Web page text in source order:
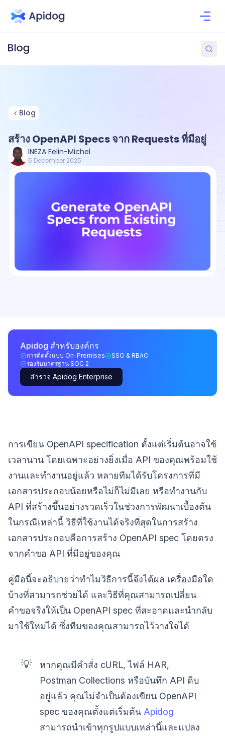
Blog
สร้าง OpenAPI Specs จาก Requests ที่มีอยู่
INEZA Felin-Michel
5 December 2025
Apidog สำหรับองค์กร
การติดตั้งแบบ On-Premises
SSO & RBAC
รองรับมาตรฐาน SOC 2
สำรวจ Apidog Enterprise
การเขียน OpenAPI specification ตั้งแต่เริ่มต้นอาจใช้
เวลานาน โดยเฉพาะอย่างยิ่งเมื่อ API ของคุณพร้อมใช้
งานและทำงานอยู่แล้ว หลายทีมได้รับโครงการที่มี
เอกสารประกอบน้อยหรือไม่ก็ไม่มีเลย หรือทำงานกับ
API ที่สร้างขึ้นอย่างรวดเร็วในช่วงการพัฒนาเบื้องต้น
ในกรณีเหล่านี้ วิธีที่ใช้งานได้จริงที่สุดในการสร้าง
เอกสารประกอบคือการสร้าง OpenAPI spec โดยตรง
จากคำขอ API ที่มีอยู่ของคุณ
คู่มือนี้จะอธิบายว่าทำไมวิธีการนี้จึงได้ผล เครื่องมือใด
บ้างที่สามารถช่วยได้ และวิธีที่คุณสามารถเปลี่ยน
คำขอจริงให้เป็น OpenAPI spec ที่สะอาดและนำกลับ
มาใช้ใหม่ได้ ซึ่งทีมของคุณสามารถไว้วางใจได้
💡
หากคุณมีคำสั่ง cURL, ไฟล์ HAR,
Postman Collections หรือบันทึก API ดิบ
อยู่แล้ว คุณไม่จำเป็นต้องเขียน OpenAPI
spec ของคุณตั้งแต่เริ่มต้น Apidog
สามารถนำเข้าทุกรูปแบบเหล่านี้และแปลง